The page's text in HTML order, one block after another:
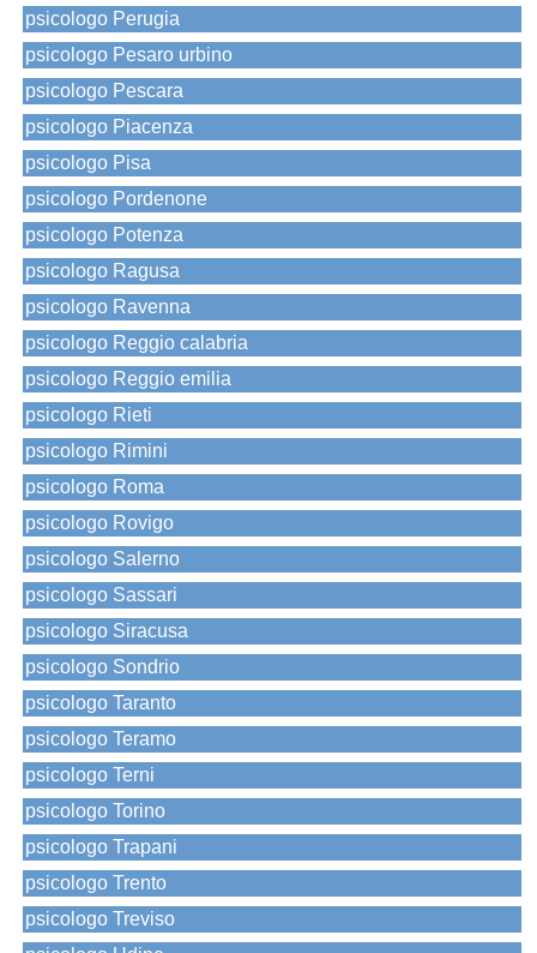
psicologo Perugia
psicologo Pesaro urbino
psicologo Pescara
psicologo Piacenza
psicologo Pisa
psicologo Pordenone
psicologo Potenza
psicologo Ragusa
psicologo Ravenna
psicologo Reggio calabria
psicologo Reggio emilia
psicologo Rieti
psicologo Rimini
psicologo Roma
psicologo Rovigo
psicologo Salerno
psicologo Sassari
psicologo Siracusa
psicologo Sondrio
psicologo Taranto
psicologo Teramo
psicologo Terni
psicologo Torino
psicologo Trapani
psicologo Trento
psicologo Treviso